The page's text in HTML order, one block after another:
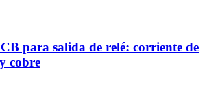
para salida de relé: corriente de
cobre